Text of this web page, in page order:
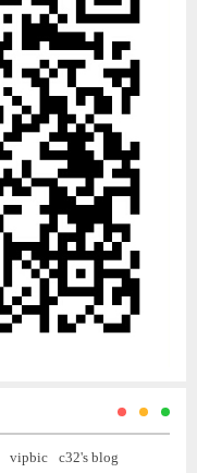
vipbic
c32's blog